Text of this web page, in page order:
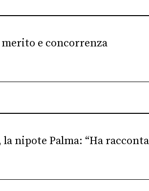
e concorrenza
nipote Palma: “Ha